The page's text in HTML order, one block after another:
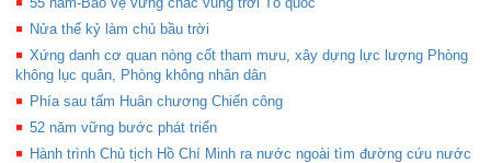
Nửa thế kỷ làm chủ bầu trời
Xứng danh cơ quan nòng cốt tham mưu, xây dựng lực lượng Phòng
không lục quân, Phòng không nhân dân
Phía sau tấm Huân chương Chiến công
52 năm vững bước phát triển
Hành trình Chủ tịch Hồ Chí Minh ra nước ngoài tìm đường cứu nước